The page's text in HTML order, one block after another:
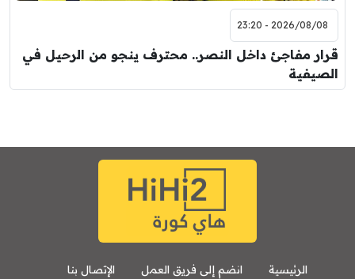
2026/08/08 - 23:20
قرار مفاجئ داخل النصر.. محترف ينجو من الرحيل في
الصيفية
الرئيسية انضم إلى فريق العمل الإتصال بنا